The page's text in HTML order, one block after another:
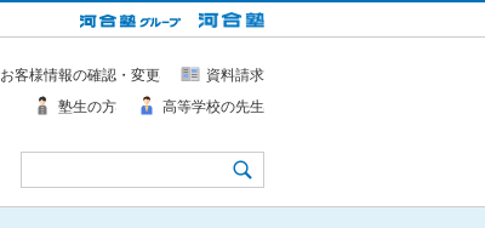
お客様情報の確認・変更
資料請求
塾生の方
高等学校の先生